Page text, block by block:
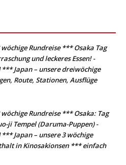
Rundreise *** Osaka Tag
und leckeres Essen! -
*** Japan – unsere dreiwöchige
Route, Stationen, Ausflüge
Rundreise *** Osaka: Tag
ji Tempel (Daruma-Puppen) -
*** Japan – unsere 3 wöchige
in Kinosakionsen *** einfach